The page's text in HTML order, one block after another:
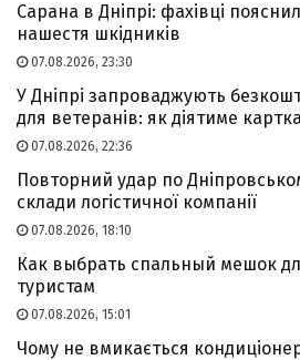
Сарана в Дніпрі: фахівці
нашестя шкідників
07.08.2026, 23:30
У Дніпрі запроваджують
для ветеранів: як діятиме
07.08.2026, 22:36
Повторний удар по
склади логістичної компанії
07.08.2026, 18:10
Как выбрать спальный мешок
туристам
07.08.2026, 15:01
Чому не вмикається